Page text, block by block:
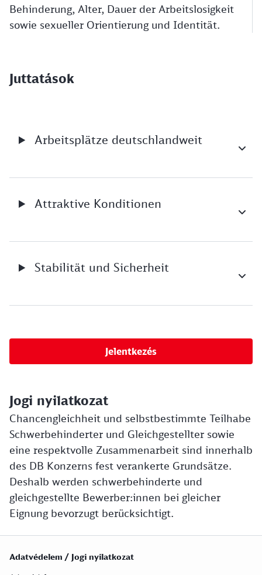
Behinderung, Alter, Dauer der Arbeitslosigkeit
sowie sexueller Orientierung und Identität.
Juttatások
Arbeitsplätze deutschlandweit
Attraktive Konditionen
Stabilität und Sicherheit
Jelentkezés
Jogi nyilatkozat
Chancengleichheit und selbstbestimmte Teilhabe
Schwerbehinderter und Gleichgestellter sowie
eine respektvolle Zusammenarbeit sind innerhalb
des DB Konzerns fest verankerte Grundsätze.
Deshalb werden schwerbehinderte und
gleichgestellte Bewerber:innen bei gleicher
Eignung bevorzugt berücksichtigt.
Adatvédelem / Jogi nyilatkozat